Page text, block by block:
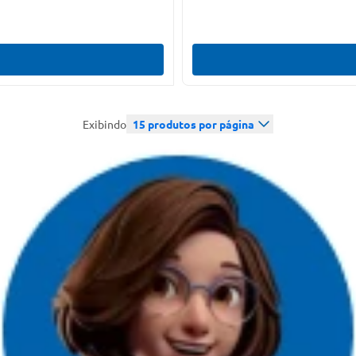
Exibindo 15 produtos por página